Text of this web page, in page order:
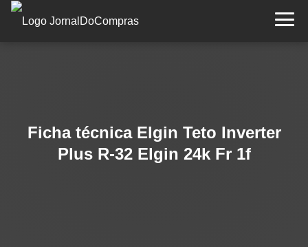
Ficha técnica Elgin Teto Inverter
Plus R-32 Elgin 24k Fr 1f